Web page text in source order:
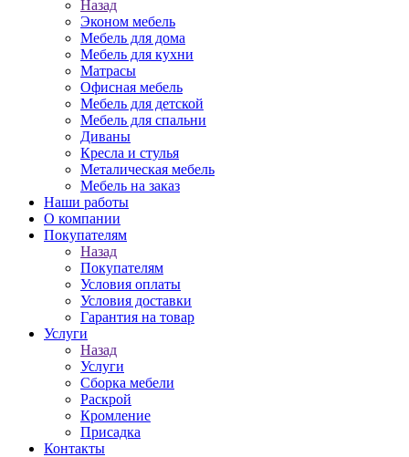
Назад
Эконом мебель
Мебель для дома
Мебель для кухни
Матрасы
Офисная мебель
Мебель для детской
Мебель для спальни
Диваны
Кресла и стулья
Металическая мебель
Мебель на заказ
Наши работы
О компании
Покупателям
Назад
Покупателям
Условия оплаты
Условия доставки
Гарантия на товар
Услуги
Назад
Услуги
Сборка мебели
Раскрой
Кромление
Присадка
Контакты